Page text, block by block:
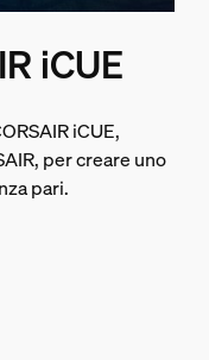
iCUE
iCUE,
per creare uno
pari.